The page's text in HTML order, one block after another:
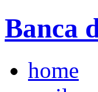
Banca
home